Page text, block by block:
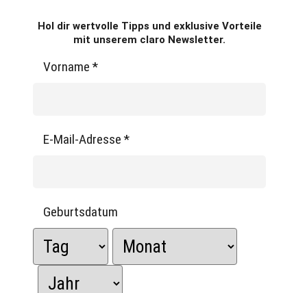
Hol dir wertvolle Tipps und exklusive Vorteile
mit unserem claro Newsletter.
Vorname *
E-Mail-Adresse *
Geburtsdatum